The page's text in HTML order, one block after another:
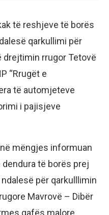
të reshjeve të borës
qarkullimi për
drejtimin rrugor Tetovë
“Rrugët e
të automjeteve
i pajisjeve
mëngjes informuan
të borës prej
për qarkulllimin
Mavrovë – Dibër
qafës malore